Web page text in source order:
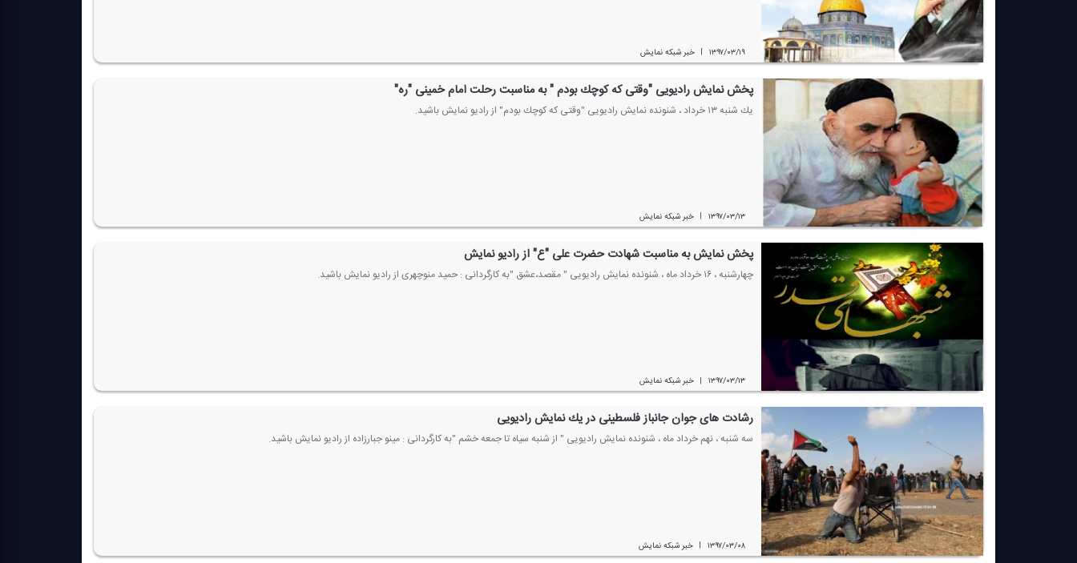
۱۳۹۷/۰۳/۱۹ | خبر شبكه نمایش
پخش نمایش رادیویی "وقتی كه كوچك بودم " به مناسبت رحلت امام خمینی "ره"
یك شنبه ۱۳ خرداد ، شنونده نمایش رادیویی "وقتی كه كوچك بودم" از رادیو نمایش باشید.
۱۳۹۷/۰۳/۱۳ | خبر شبكه نمایش
پخش نمایش به مناسبت شهادت حضرت علی "ع" از رادیو نمایش
چهارشنبه ، ۱۶ خرداد ماه ، شنونده نمایش رادیویی " مقصد،عشق "به كارگردانی : حمید منوچهری از رادیو نمایش باشید.
۱۳۹۷/۰۳/۱۳ | خبر شبكه نمایش
رشادت های جوان جانباز فلسطینی در یك نمایش رادیویی
سه شنبه ، نهم خرداد ماه ، شنونده نمایش رادیویی " از شنبه سیاه تا جمعه خشم "به كارگردانی : مینو جبارزاده از رادیو نمایش باشید.
۱۳۹۷/۰۳/۰۸ | خبر شبكه نمایش